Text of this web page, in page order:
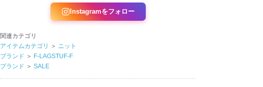
Instagramをフォロー
関連カテゴリ
アイテムカテゴリ
＞ ニット
ブランド ＞ F-LAGSTUF-F
ブランド ＞ SALE